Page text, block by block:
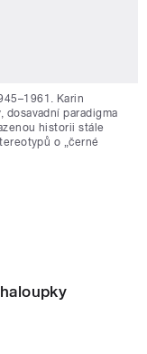
Karin
dosavadní paradigma
historii stále
o „černé